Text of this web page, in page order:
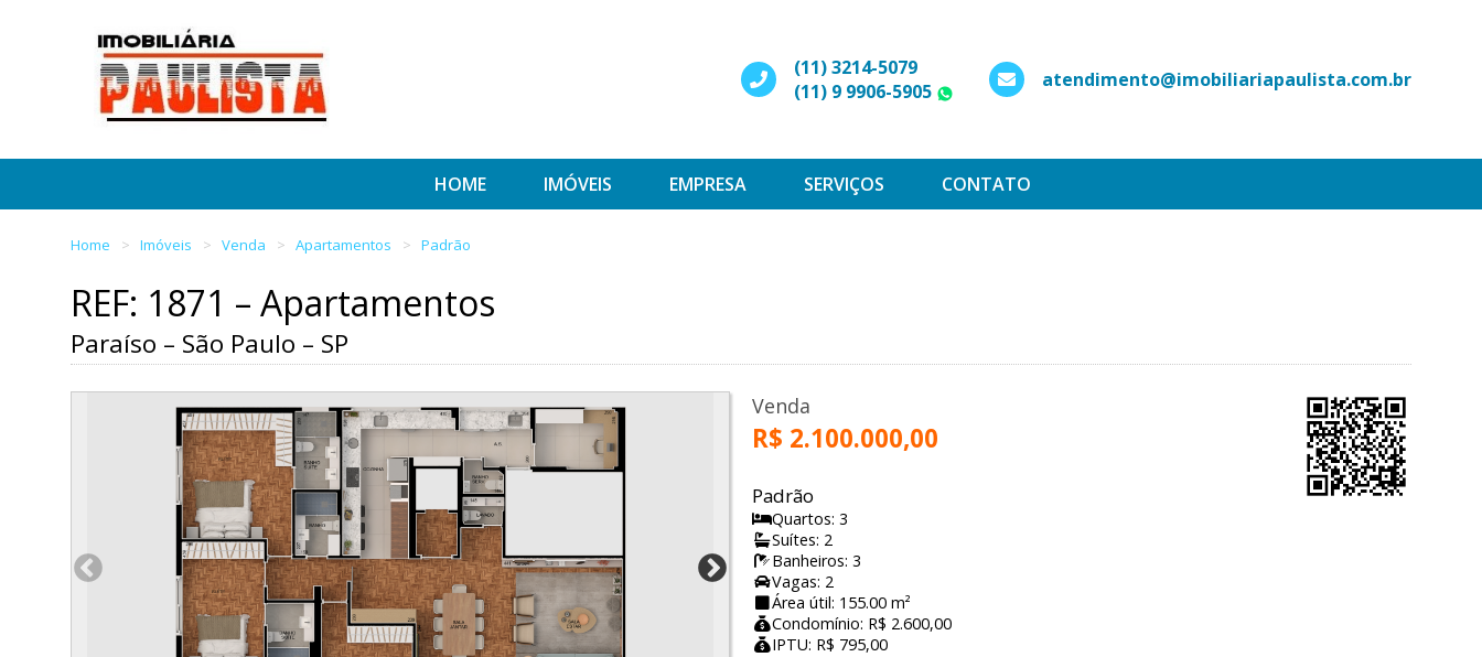
(11) 3214-5079
(11) 9 9906-5905
WhatsApp
atendimento@imobiliariapaulista.com.br
HOME IMÓVEIS EMPRESA SERVIÇOS CONTATO
Home Imóveis Venda Apartamentos Padrão
REF: 1871 – Apartamentos
Paraíso – São Paulo – SP
Venda
R$ 2.100.000,00
Padrão
Quartos: 3
Suítes: 2
Banheiros: 3
Vagas: 2
Área útil: 155.00 m²
Condomínio: R$ 2.600,00
IPTU: R$ 795,00